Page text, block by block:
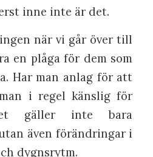
inne inte är det.
när vi går över till
en plåga för dem som
Har man anlag för att
i regel känslig för
gäller inte bara
även förändringar i
dygnsrytm.